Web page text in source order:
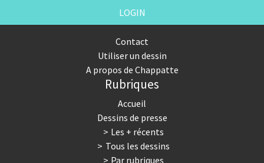
LOGIN
Contact
Utiliser un dessin
A propos de Chappatte
Rubriques
Accueil
Dessins de presse
Les + récents
Tous les dessins
Par rubriques